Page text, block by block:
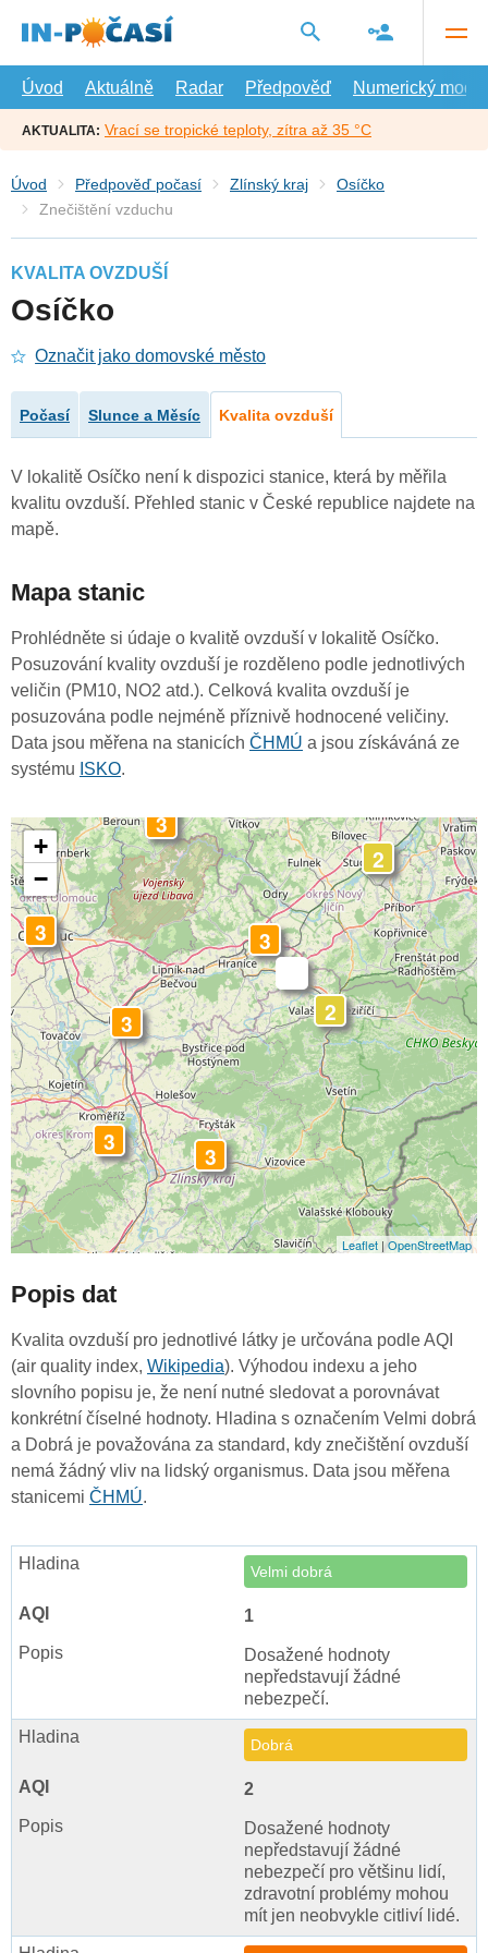
hlavní
Úvod
Aktuálně Radar Předpověď Numerický model
AKTUALITA: Vrací se tropické teploty, zítra až 35 °C
Úvod Předpověď počasí Zlínský kraj
Osíčko
Znečištění vzduchu
KVALITA OVZDUŠÍ
Osíčko
Označit jako domovské město
Počasí Slunce a Měsíc Kvalita ovzduší
V lokalitě Osíčko není k dispozici stanice, která by měřila
kvalitu ovzduší. Přehled stanic v České republice najdete na
mapě.
Mapa stanic
Prohlédněte si údaje o kvalitě ovzduší v lokalitě Osíčko.
Posuzování kvality ovzduší je rozděleno podle jednotlivých
veličin (PM10, NO2 atd.). Celková kvalita ovzduší je
posuzována podle nejméně příznivě hodnocené veličiny.
Data jsou měřena na stanicích ČHMÚ a jsou získáváná ze
systému ISKO.
3
2
3
2
3
3
3
3
+
−
Leaflet | OpenStreetMap
Popis dat
Kvalita ovzduší pro jednotlivé látky je určována podle AQI
(air quality index, Wikipedia). Výhodou indexu a jeho
slovního popisu je, že není nutné sledovat a porovnávat
konkrétní číselné hodnoty. Hladina s označením Velmi dobrá
a Dobrá je považována za standard, kdy znečištění ovzduší
nemá žádný vliv na lidský organismus. Data jsou měřena
stanicemi ČHMÚ.
Velmi dobrá
1
Dosažené hodnoty
nepředstavují žádné
nebezpečí.
Dobrá
2
Dosažené hodnoty
nepředstavují žádné
nebezpečí pro většinu lidí,
zdravotní problémy mohou
mít jen neobvykle citliví lidé.